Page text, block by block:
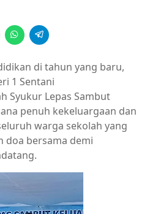
di tahun yang baru,
1 Sentani
Syukur Lepas Sambut
penuh kekeluargaan dan
warga sekolah yang
doa bersama demi